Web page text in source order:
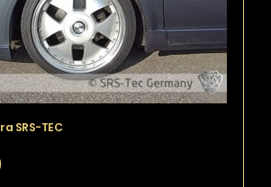
SRS-TEC